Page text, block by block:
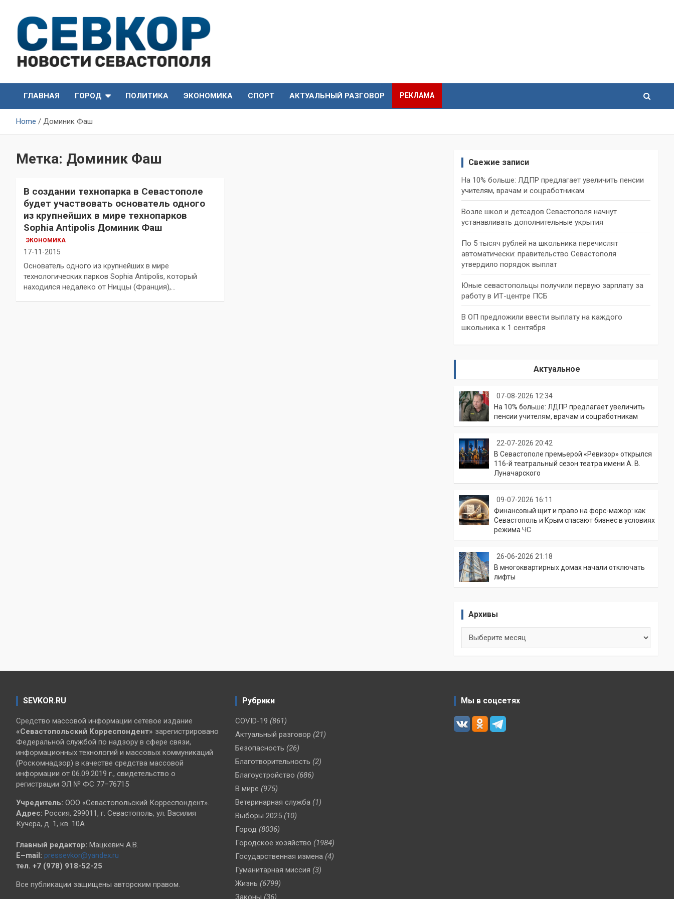
content
СевКор — Новости
Севастополя
Севастополя
ГЛАВНАЯ
ГОРОД ПОЛИТИКА ЭКОНОМИКА СПОРТ АКТУАЛЬНЫЙ РАЗГОВОР РЕКЛАМА
Home Доминик Фаш
Метка: Доминик Фаш
В создании технопарка в Севастополе
будет участвовать основатель одного
из крупнейших в мире технопарков
Sophia Antipolis Доминик Фаш
ЭКОНОМИКА
17-11-2015
Основатель одного из крупнейших в мире
технологических парков Sophia Antipolis, который
находился недалеко от Ниццы (Франция),…
Свежие записи
На 10% больше: ЛДПР предлагает увеличить пенсии
учителям, врачам и соцработникам
Возле школ и детсадов Севастополя начнут
устанавливать дополнительные укрытия
По 5 тысяч рублей на школьника перечислят
автоматически: правительство Севастополя
утвердило порядок выплат
Юные севастопольцы получили первую зарплату за
работу в ИТ-центре ПСБ
В ОП предложили ввести выплату на каждого
школьника к 1 сентября
Актуальное
07-08-2026 12:34
На 10% больше: ЛДПР предлагает увеличить
пенсии учителям, врачам и соцработникам
22-07-2026 20:42
В Севастополе премьерой «Ревизор» открылся
116-й театральный сезон театра имени А. В.
Луначарского
09-07-2026 16:11
Финансовый щит и право на форс-мажор: как
Севастополь и Крым спасают бизнес в условиях
режима ЧС
26-06-2026 21:18
В многоквартирных домах начали отключать
лифты
Архивы
SEVKOR.RU
Средство массовой информации сетевое издание
«Севастопольский Корреспондент» зарегистрировано
Федеральной службой по надзору в сфере связи,
информационных технологий и массовых коммуникаций
(Роскомнадзор) в качестве средства массовой
информации от 06.09.2019 г., свидетельство о
регистрации ЭЛ № ФС 77–76715
Учредитель: ООО «Севастопольский Корреспондент».
Адрес: Россия, 299011, г. Севастополь, ул. Василия
Кучера, д. 1, кв. 10А
Главный редактор: Мацкевич А.В.
E–mail: pressevkor@yandex.ru
тел. +7 (978) 918-52-25
Все публикации защищены авторским правом.
Рубрики
COVID-19 (861)
Актуальный разговор (21)
Безопасность (26)
Благотворительность (2)
Благоустройство (686)
В мире (975)
Ветеринарная служба (1)
Выборы 2025 (10)
Город (8036)
Городское хозяйство (1984)
Государственная измена (4)
Гуманитарная миссия (3)
Жизнь (6799)
Законы (36)
Мы в соцсетях